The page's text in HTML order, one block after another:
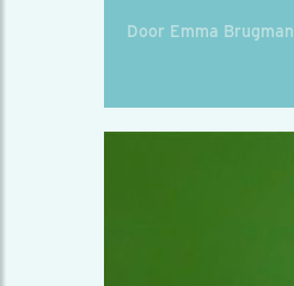
Door Emma Brugman